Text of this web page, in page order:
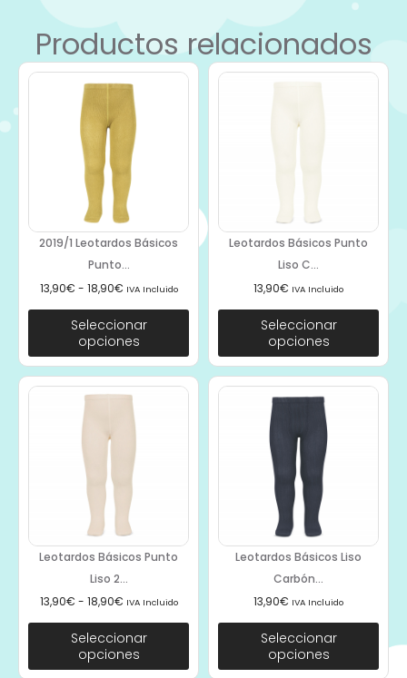
Productos relacionados
2019/1 Leotardos Básicos
Punto...
13,90€ - 18,90€ IVA Incluido
Seleccionar
opciones
Leotardos Básicos Punto
Liso C...
13,90€ IVA Incluido
Seleccionar
opciones
Leotardos Básicos Punto
Liso 2...
13,90€ - 18,90€ IVA Incluido
Seleccionar
opciones
Leotardos Básicos Liso
Carbón...
13,90€ IVA Incluido
Seleccionar
opciones